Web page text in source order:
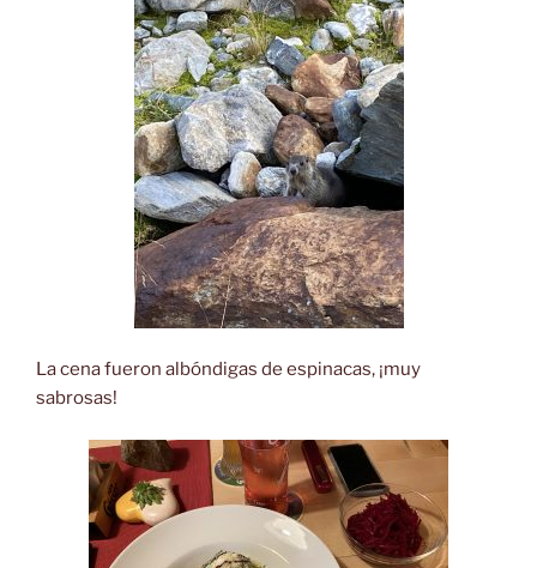
La cena fueron albóndigas de espinacas, ¡muy
sabrosas!